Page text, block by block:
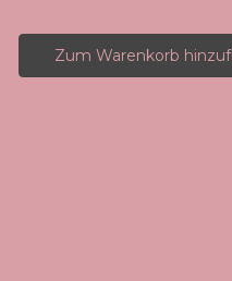
schwein
-
schwein
/
grün
-